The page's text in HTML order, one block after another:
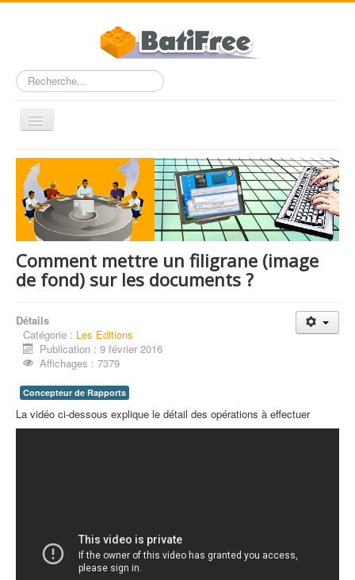
Rechercher
Basculer
la
Accueil
FAQ
Dossiers
Entre Pros
Nous contacter
BatiFree.com
Comment mettre un filigrane (image
de fond) sur les documents ?
Détails
Catégorie : Les Editions
Publication : 9 février 2016
Affichages : 7379
Concepteur de Rapports
La vidéo ci-dessous explique le détail des opérations à effectuer